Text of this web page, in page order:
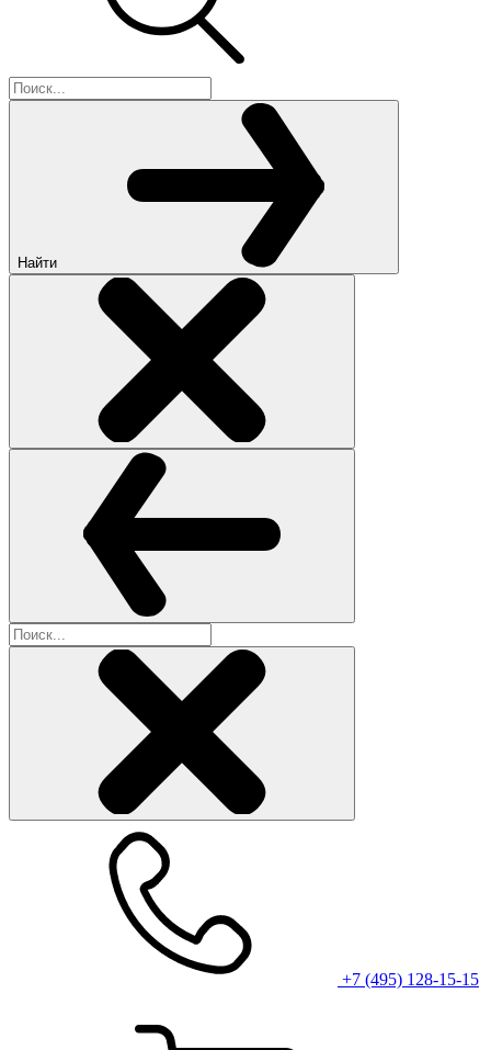
Найти
+7 (495) 128-15-15